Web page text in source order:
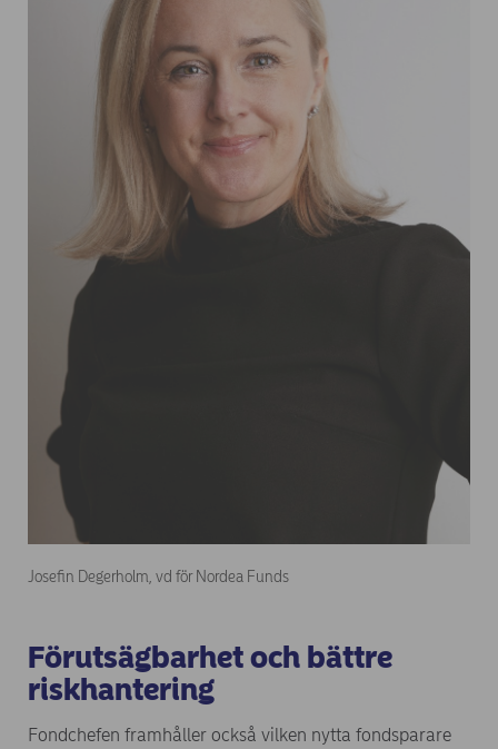
Josefin Degerholm, vd för Nordea Funds
Förutsägbarhet och bättre
riskhantering
Fondchefen framhåller också vilken nytta fondsparare